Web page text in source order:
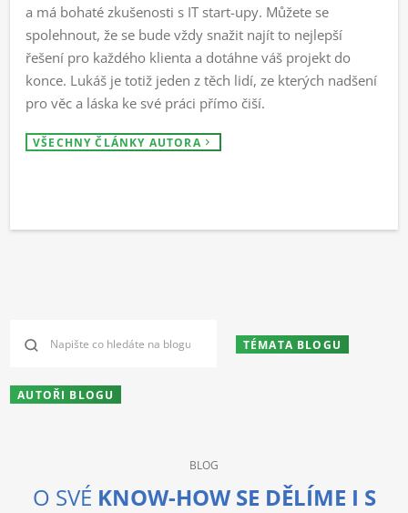
a má bohaté zkušenosti s IT start-upy. Můžete se
spolehnout, že se bude vždy snažit najít to nejlepší
řešení pro každého klienta a dotáhne váš projekt do
konce. Lukáš je totiž jeden z těch lidí, ze kterých nadšení
pro věc a láska ke své práci přímo čiší.
VŠECHNY ČLÁNKY AUTORA
TÉMATA BLOGU
AUTOŘI BLOGU
BLOG
O SVÉ KNOW-HOW SE DĚLÍME I S